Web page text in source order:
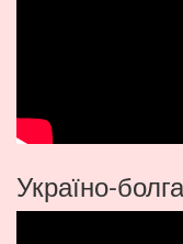
Україно-